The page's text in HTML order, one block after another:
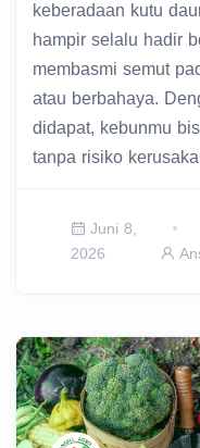
keberadaan kutu
hampir selalu hadir
membasmi semut
atau berbahaya.
didapat, kebunmu
tanpa risiko
Juni 8,
2026